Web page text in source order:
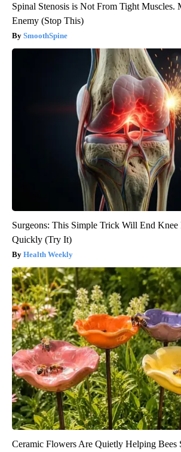
Spinal Stenosis is Not From Tight Muscles.
Enemy (Stop This)
SmoothSpine
Surgeons: This Simple Trick Will End
Quickly (Try It)
Health Weekly
Ceramic Flowers Are Quietly Helping Bees